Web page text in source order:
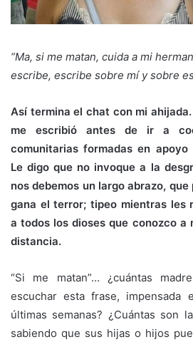
“Ma, si me matan, cuida a mi
escribe, escribe sobre mí y sobre
Así termina el chat con mi
me escribió antes de ir a
comunitarias formadas en
Le digo que no invoque a la
nos debemos un largo abrazo,
gana el terror; tipeo mientras les
a todos los dioses que conozco a
distancia.
“Si me matan”… ¿cuántas
escuchar esta frase, impensada
últimas semanas? ¿Cuántas son
sabiendo que sus hijas o hijos